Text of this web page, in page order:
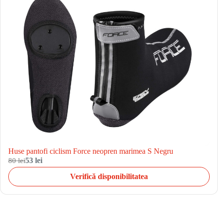
Huse pantofi ciclism Force neopren marimea S Negru
80 lei53 lei
Verifică disponibilitatea